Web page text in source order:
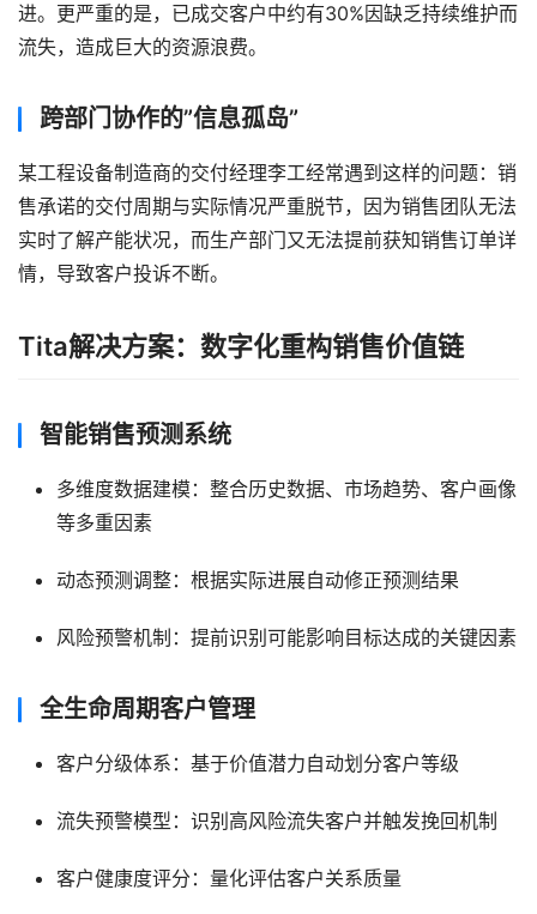
进。更严重的是，已成交客户中约有30%因缺乏持续维护而
流失，造成巨大的资源浪费。
跨部门协作的”信息孤岛”
某工程设备制造商的交付经理李工经常遇到这样的问题：销
售承诺的交付周期与实际情况严重脱节，因为销售团队无法
实时了解产能状况，而生产部门又无法提前获知销售订单详
情，导致客户投诉不断。
Tita解决方案：数字化重构销售价值链
智能销售预测系统
多维度数据建模：整合历史数据、市场趋势、客户画像
等多重因素
动态预测调整：根据实际进展自动修正预测结果
风险预警机制：提前识别可能影响目标达成的关键因素
全生命周期客户管理
客户分级体系：基于价值潜力自动划分客户等级
流失预警模型：识别高风险流失客户并触发挽回机制
客户健康度评分：量化评估客户关系质量